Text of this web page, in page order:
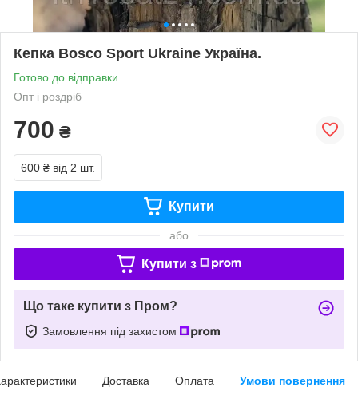
Кепка Bosco Sport Ukraine Україна.
Готово до відправки
Опт і роздріб
700 ₴
600 ₴ від 2 шт.
Купити
або
Купити з
Що таке купити з Пром?
Замовлення під захистом
Доставка Оплата Умови повернення